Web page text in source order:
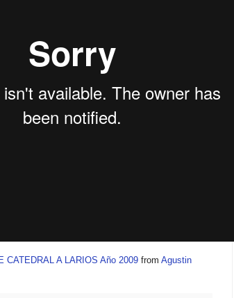
CATEDRAL A LARIOS Año 2009 from Agustin